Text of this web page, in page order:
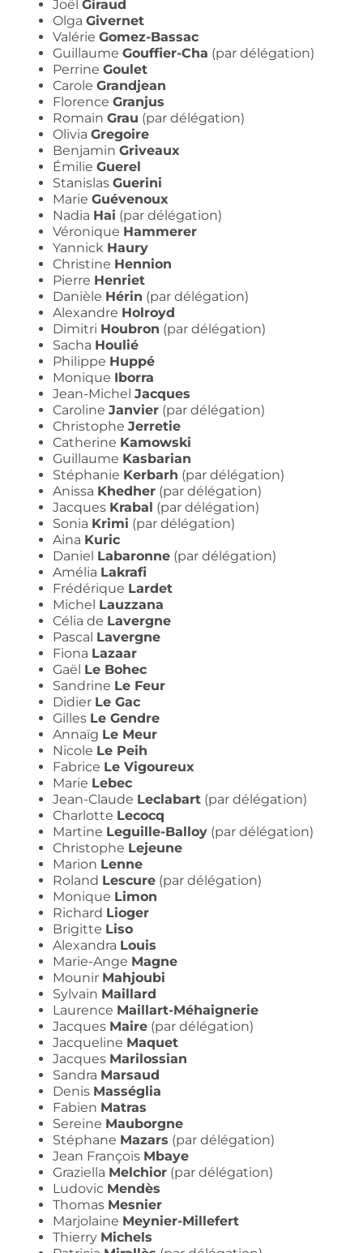
Joël Giraud
Olga Givernet
Valérie Gomez-Bassac
Guillaume Gouffier-Cha (par délégation)
Perrine Goulet
Carole Grandjean
Florence Granjus
Romain Grau (par délégation)
Olivia Gregoire
Benjamin Griveaux
Émilie Guerel
Stanislas Guerini
Marie Guévenoux
Nadia Hai (par délégation)
Véronique Hammerer
Yannick Haury
Christine Hennion
Pierre Henriet
Danièle Hérin (par délégation)
Alexandre Holroyd
Dimitri Houbron (par délégation)
Sacha Houlié
Philippe Huppé
Monique Iborra
Jean-Michel Jacques
Caroline Janvier (par délégation)
Christophe Jerretie
Catherine Kamowski
Guillaume Kasbarian
Stéphanie Kerbarh (par délégation)
Anissa Khedher (par délégation)
Jacques Krabal (par délégation)
Sonia Krimi (par délégation)
Aina Kuric
Daniel Labaronne (par délégation)
Amélia Lakrafi
Frédérique Lardet
Michel Lauzzana
Célia de Lavergne
Pascal Lavergne
Fiona Lazaar
Gaël Le Bohec
Sandrine Le Feur
Didier Le Gac
Gilles Le Gendre
Annaïg Le Meur
Nicole Le Peih
Fabrice Le Vigoureux
Marie Lebec
Jean-Claude Leclabart (par délégation)
Charlotte Lecocq
Martine Leguille-Balloy (par délégation)
Christophe Lejeune
Marion Lenne
Roland Lescure (par délégation)
Monique Limon
Richard Lioger
Brigitte Liso
Alexandra Louis
Marie-Ange Magne
Mounir Mahjoubi
Sylvain Maillard
Laurence Maillart-Méhaignerie
Jacques Maire (par délégation)
Jacqueline Maquet
Jacques Marilossian
Sandra Marsaud
Denis Masséglia
Fabien Matras
Sereine Mauborgne
Stéphane Mazars (par délégation)
Jean François Mbaye
Graziella Melchior (par délégation)
Ludovic Mendès
Thomas Mesnier
Marjolaine Meynier-Millefert
Thierry Michels